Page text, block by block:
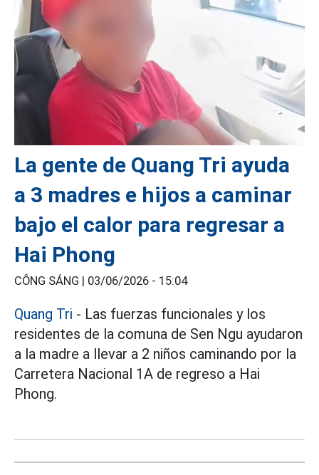
La gente de Quang Tri ayuda
a 3 madres e hijos a caminar
bajo el calor para regresar a
Hai Phong
CÔNG SÁNG | 03/06/2026 - 15:04
Quang Tri - Las fuerzas funcionales y los
residentes de la comuna de Sen Ngu ayudaron
a la madre a llevar a 2 niños caminando por la
Carretera Nacional 1A de regreso a Hai
Phong.